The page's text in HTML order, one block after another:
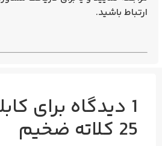
ارتباط باشید.
1 دیدگاه برای
25 کلاته ضخیم